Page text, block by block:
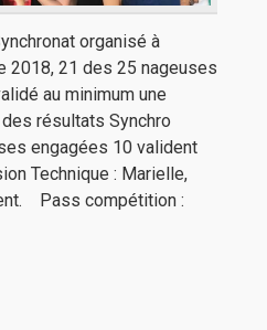
organisé à
2018, 21 des 25 nageuses
au minimum une
résultats Synchro
engagées 10 valident
Technique : Marielle,
Pass compétition :